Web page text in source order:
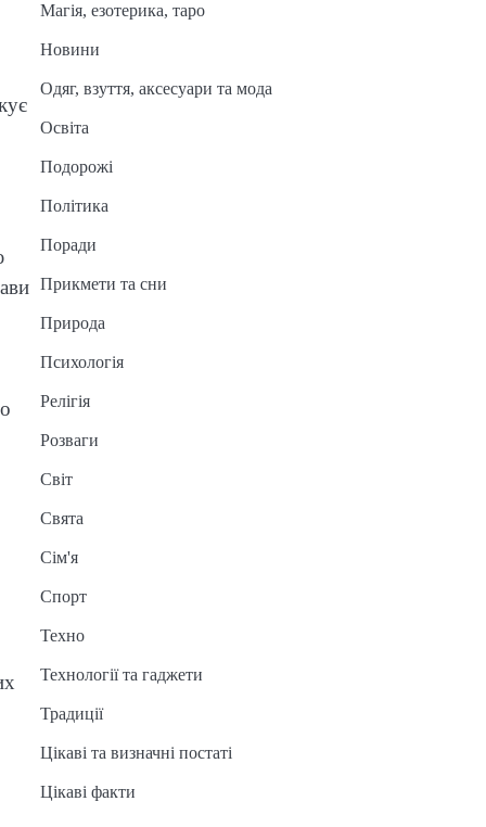
Магія, езотерика, таро
Новини
Одяг, взуття, аксесуари та мода
Освіта
Подорожі
Політика
Поради
Прикмети та сни
Природа
Психологія
Релігія
Розваги
Світ
Свята
Сім'я
Спорт
Техно
Технології та гаджети
Традиції
Цікаві та визначні постаті
Цікаві факти